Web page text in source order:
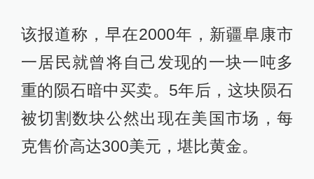
该报道称，早在2000年，新疆阜康市
一居民就曾将自己发现的一块一吨多
重的陨石暗中买卖。5年后，这块陨石
被切割数块公然出现在美国市场，每
克售价高达300美元，堪比黄金。